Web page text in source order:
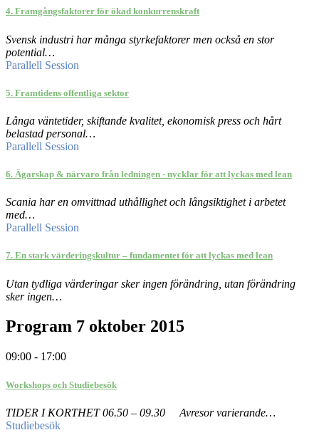
4. Framgångsfaktorer för ökad konkurrenskraft
Svensk industri har många styrkefaktorer men också en stor
potential…
Parallell Session
5. Framtidens offentliga sektor
Långa väntetider, skiftande kvalitet, ekonomisk press och hårt
belastad personal…
Parallell Session
6. Ägarskap & närvaro från ledningen - nycklar för att lyckas med lean
Scania har en omvittnad uthållighet och långsiktighet i arbetet
med…
Parallell Session
7. En stark värderingskultur – fundamentet för att lyckas med lean
Utan tydliga värderingar sker ingen förändring, utan förändring
sker ingen…
Program 7 oktober 2015
09:00 - 17:00
Workshops och Studiebesök
TIDER I KORTHET 06.50 – 09.30 Avresor varierande…
Studiebesök